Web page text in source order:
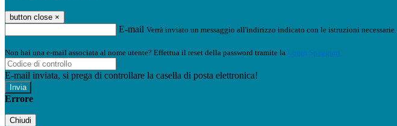
button close ×
E-mail Verrà inviato un messaggio all'indirizzo indicato con le istruzioni necessarie.
Non hai una e-mail associata al nome utente? Effettua il reset della password tramite la Login Spaggiari
E-mail inviata, si prega di controllare la casella di posta elettronica!
Errore
Chiudi